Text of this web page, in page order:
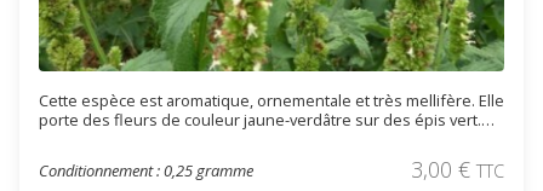
Cette espèce est aromatique, ornementale et très mellifère. Elle
porte des fleurs de couleur jaune-verdâtre sur des épis vert.
Conditionnement : 0,25 gramme
3,00 € TTC